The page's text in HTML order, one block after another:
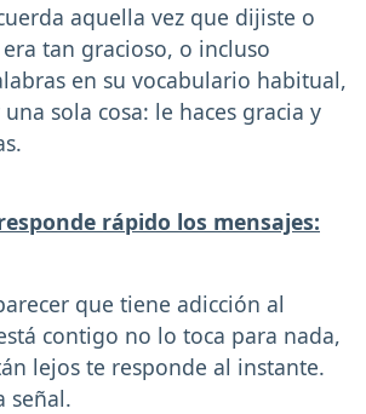
aquella vez que dijiste o
tan gracioso, o incluso
en su vocabulario habitual,
sola cosa: le haces gracia y
rápido los mensajes:
que tiene adicción al
contigo no lo toca para nada,
lejos te responde al instante.
señal.